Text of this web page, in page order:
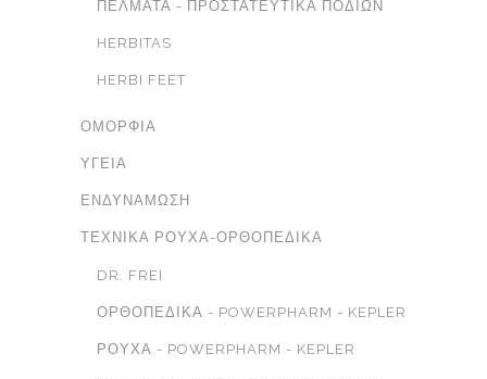
ΠΈΛΜΑΤΑ - ΠΡΟΣΤΑΤΕΥΤΙΚΆ ΠΟΔΙΏΝ
HERBITAS
HERBI FEET
ΟΜΟΡΦΙΆ
ΥΓΕΊΑ
ΕΝΔΥΝΆΜΩΣΗ
ΤΕΧΝΙΚΆ ΡΟΎΧΑ-ΟΡΘΟΠΕΔΙΚΆ
DR. FREI
ΟΡΘΟΠΕΔΙΚΆ - POWERPHARM - KEPLER
ΡΟΎΧΑ - POWERPHARM - KEPLER